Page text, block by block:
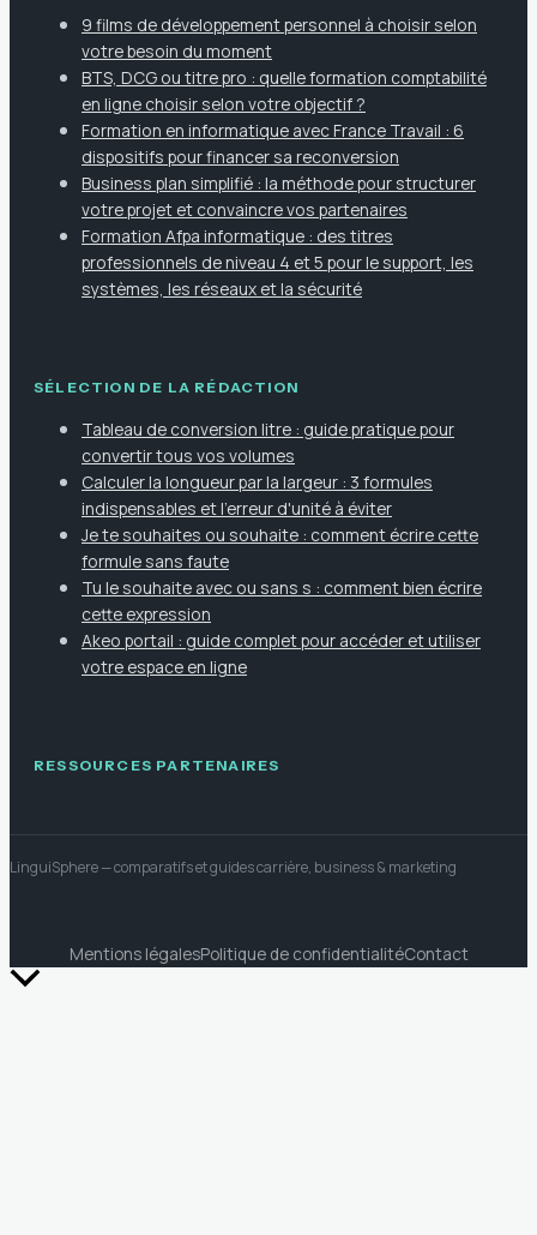
9 films de développement personnel à choisir selon
votre besoin du moment
BTS, DCG ou titre pro : quelle formation comptabilité
en ligne choisir selon votre objectif ?
Formation en informatique avec France Travail : 6
dispositifs pour financer sa reconversion
Business plan simplifié : la méthode pour structurer
votre projet et convaincre vos partenaires
Formation Afpa informatique : des titres
professionnels de niveau 4 et 5 pour le support, les
systèmes, les réseaux et la sécurité
SÉLECTION DE LA RÉDACTION
Tableau de conversion litre : guide pratique pour
convertir tous vos volumes
Calculer la longueur par la largeur : 3 formules
indispensables et l'erreur d'unité à éviter
Je te souhaites ou souhaite : comment écrire cette
formule sans faute
Tu le souhaite avec ou sans s : comment bien écrire
cette expression
Akeo portail : guide complet pour accéder et utiliser
votre espace en ligne
RESSOURCES PARTENAIRES
LinguiSphere— comparatifs et guides carrière, business & marketing
Mentions légalesPolitique de confidentialitéContact